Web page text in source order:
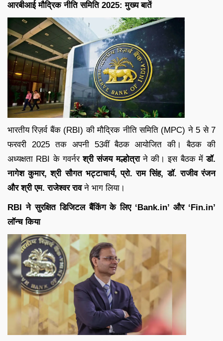
आरबीआई मौद्रिक नीति समिति 2025: मुख्य बातें
भारतीय रिज़र्व बैंक (RBI) की मौद्रिक नीति समिति (MPC) ने 5 से 7
फरवरी 2025 तक अपनी 53वीं बैठक आयोजित की। बैठक की
अध्यक्षता RBI के गवर्नरश्री संजय मल्होत्राने की। इस बैठक मेंडॉ.
नागेश कुमार, श्री सौगत भट्टाचार्य, प्रो. राम सिंह, डॉ. राजीव रंजन
और श्री एम. राजेश्वर रावने भाग लिया।
RBI ने सुरक्षित डिजिटल बैंकिंग के लिए ‘Bank.in’ और ‘Fin.in’
लॉन्च किया